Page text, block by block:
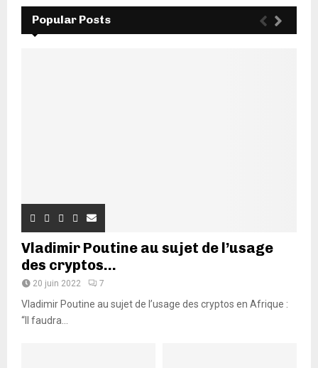
Popular Posts
Vladimir Poutine au sujet de l’usage
des cryptos...
20 juin 2022 7
Vladimir Poutine au sujet de l’usage des cryptos en Afrique :
“Il faudra...